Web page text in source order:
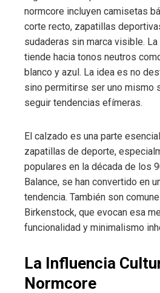
normcore incluyen camisetas
corte recto, zapatillas
sudaderas sin marca visible.
tiende hacia tonos neutros
blanco y azul. La idea es no
sino permitirse ser uno mismo
seguir tendencias efímeras.
El calzado es una parte
zapatillas de deporte,
populares en la década de los
Balance, se han convertido en
tendencia. También son
Birkenstock, que evocan esa
funcionalidad y minimalismo
La Influencia
Normcore